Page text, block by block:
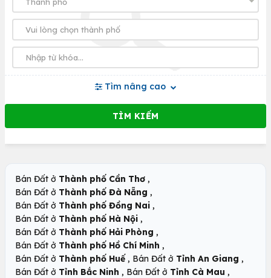
Tìm nâng cao
Bán Đất ở Thành phố Cần Thơ ,
Bán Đất ở Thành phố Đà Nẵng ,
Bán Đất ở Thành phố Đồng Nai ,
Bán Đất ở Thành phố Hà Nội ,
Bán Đất ở Thành phố Hải Phòng ,
Bán Đất ở Thành phố Hồ Chí Minh ,
Bán Đất ở Thành phố Huế , Bán Đất ở Tỉnh An Giang ,
Bán Đất ở Tỉnh Bắc Ninh , Bán Đất ở Tỉnh Cà Mau ,